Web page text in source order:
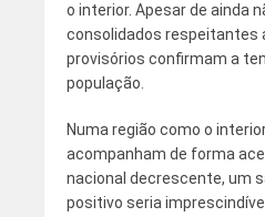
o interior. Apesar de ainda
consolidados respeitantes
provisórios confirmam a
população.
Numa região como o
acompanham de forma
nacional decrescente, um
positivo seria